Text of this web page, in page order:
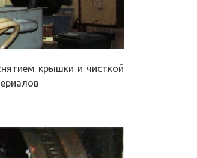
крышки и чисткой